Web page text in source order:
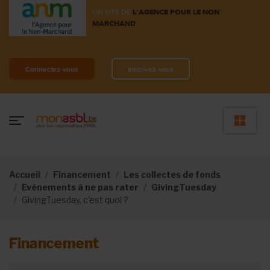
UN SITE DE L'AGENCE POUR LE NON
MARCHAND
Connectez-vous Inscrivez-vous
Accueil Financement
Les collectes de fonds
Evénements à ne pas rater
GivingTuesday
GivingTuesday, c'est quoi ?
Financement